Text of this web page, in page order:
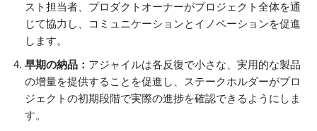
スト担当者、プロダクトオーナーがプロジェクト全体を通
じて協力し、コミュニケーションとイノベーションを促進
します。
早期の納品： アジャイルは各反復で小さな、実用的な製品
の增量を提供することを促進し、ステークホルダーがプロ
ジェクトの初期段階で実際の進捗を確認できるようにしま
す。